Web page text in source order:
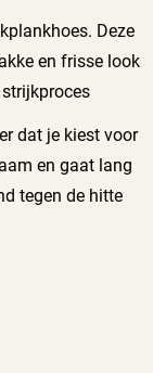
Deze
en frisse look
dat je kiest voor
en gaat lang
tegen de hitte